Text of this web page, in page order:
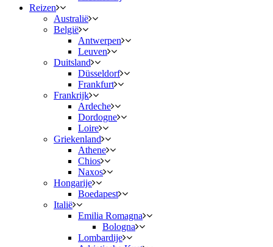
Reizen
Australië
België
Antwerpen
Leuven
Duitsland
Düsseldorf
Frankfurt
Frankrijk
Ardeche
Dordogne
Loire
Griekenland
Athene
Chios
Naxos
Hongarije
Boedapest
Italië
Emilia Romagna
Bologna
Lombardije